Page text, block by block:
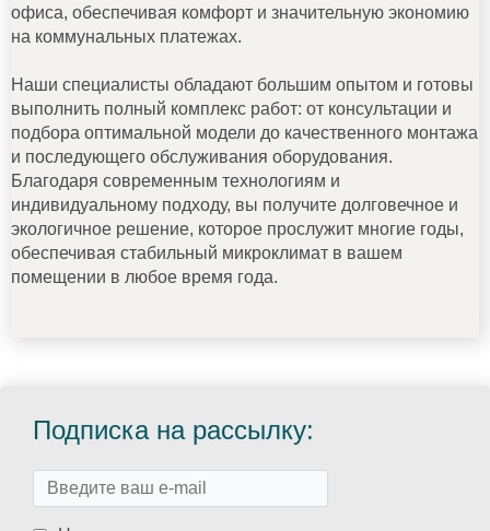
офиса, обеспечивая комфорт и значительную экономию
на коммунальных платежах.
Наши специалисты обладают большим опытом и готовы
выполнить полный комплекс работ: от консультации и
подбора оптимальной модели до качественного монтажа
и последующего обслуживания оборудования.
Благодаря современным технологиям и
индивидуальному подходу, вы получите долговечное и
экологичное решение, которое прослужит многие годы,
обеспечивая стабильный микроклимат в вашем
помещении в любое время года.
Подписка на рассылку: